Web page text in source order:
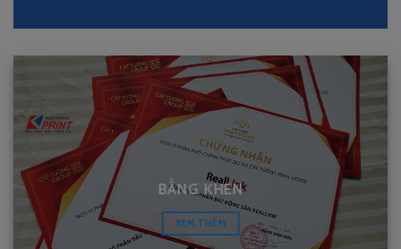
BẰNG KHEN
XEM THÊM